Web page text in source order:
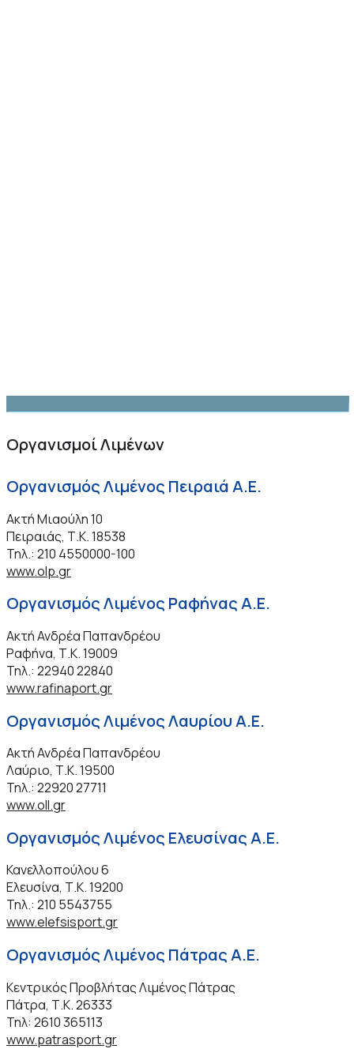
Οργανισμοί Λιμένων
Οργανισμός Λιμένος Πειραιά Α.Ε.
Ακτή Μιαούλη 10
Πειραιάς, Τ.Κ. 18538
Τηλ.: 210 4550000-100
www.olp.gr
Οργανισμός Λιμένος Ραφήνας Α.Ε.
Ακτή Ανδρέα Παπανδρέου
Ραφήνα, Τ.Κ. 19009
Τηλ.: 22940 22840
www.rafinaport.gr
Οργανισμός Λιμένος Λαυρίου Α.Ε.
Ακτή Ανδρέα Παπανδρέου
Λαύριο, Τ.Κ. 19500
Τηλ.: 22920 27711
www.oll.gr
Οργανισμός Λιμένος Ελευσίνας Α.Ε.
Κανελλοπούλου 6
Ελευσίνα, Τ.Κ. 19200
Τηλ.: 210 5543755
www.elefsisport.gr
Οργανισμός Λιμένος Πάτρας Α.Ε.
Κεντρικός Προβλήτας Λιμένος Πάτρας
Πάτρα, Τ.Κ. 26333
Τηλ: 2610 365113
www.patrasport.gr